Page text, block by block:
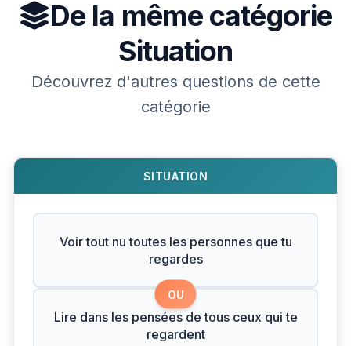
De la même catégorie
Situation
Découvrez d'autres questions de cette
catégorie
SITUATION
Voir tout nu toutes les personnes que tu
regardes
OU
Lire dans les pensées de tous ceux qui te
regardent